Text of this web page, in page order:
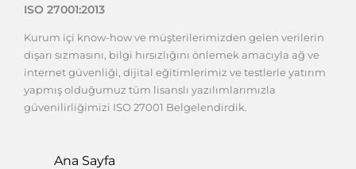
ISO 27001:2013
Kurum içi know-how ve müşterilerimizden gelen verilerin
dışarı sızmasını, bilgi hırsızlığını önlemek amacıyla ağ ve
internet güvenliği, dijital eğitimlerimiz ve testlerle yatırım
yapmış olduğumuz tüm lisanslı yazılımlarımızla
güvenilirliğimizi ISO 27001 Belgelendirdik.
Ana Sayfa